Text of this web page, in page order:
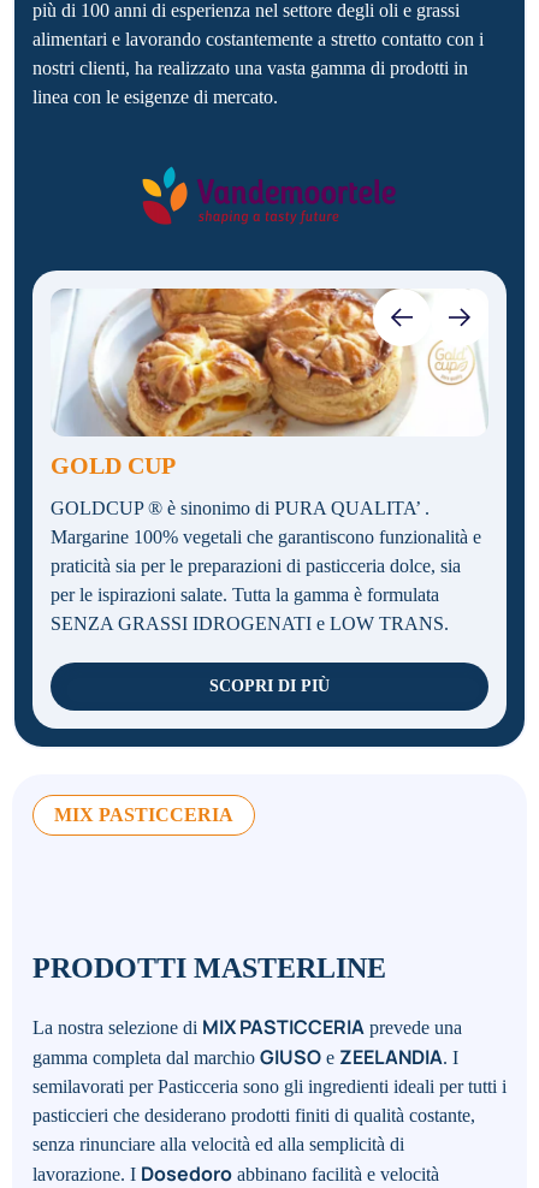
più di 100 anni di esperienza nel settore degli oli e grassi
alimentari e lavorando costantemente a stretto contatto con i
nostri clienti, ha realizzato una vasta gamma di prodotti in
linea con le esigenze di mercato.
GOLD CUP
GOLDCUP ® è sinonimo di PURA QUALITA’ .
Margarine 100% vegetali che garantiscono funzionalità e
praticità sia per le preparazioni di pasticceria dolce, sia
per le ispirazioni salate. Tutta la gamma è formulata
SENZA GRASSI IDROGENATI e LOW TRANS.
SCOPRI DI PIÙ
MIX PASTICCERIA
PRODOTTI MASTERLINE
La nostra selezione di MIX PASTICCERIA prevede una
gamma completa dal marchio GIUSO e ZEELANDIA. I
semilavorati per Pasticceria sono gli ingredienti ideali per tutti i
pasticcieri che desiderano prodotti finiti di qualità costante,
senza rinunciare alla velocità ed alla semplicità di
lavorazione. I Dosedoro abbinano facilità e velocità